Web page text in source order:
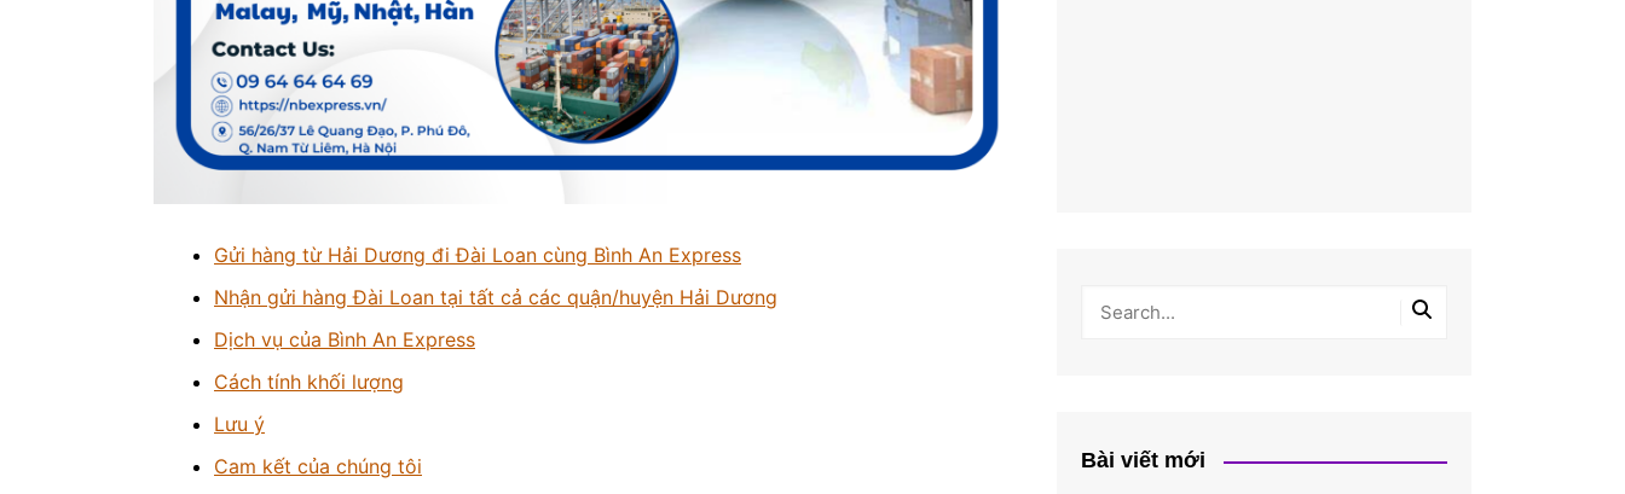
Gửi hàng từ Hải Dương đi Đài Loan cùng Bình An Express
Nhận gửi hàng Đài Loan tại tất cả các quận/huyện Hải Dương
Dịch vụ của Bình An Express
Cách tính khối lượng
Lưu ý
Cam kết của chúng tôi
Bài viết mới